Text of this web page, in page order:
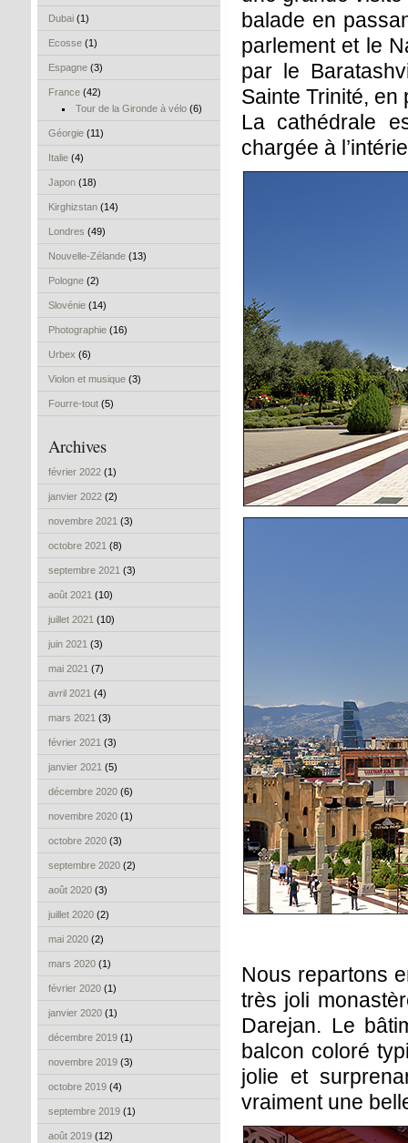
Dubai (1)
Ecosse (1)
Espagne (3)
France (42)
Tour de la Gironde à vélo(6)
Géorgie (11)
Italie (4)
Japon (18)
Kirghizstan (14)
Londres (49)
Nouvelle-Zélande (13)
Pologne (2)
Slovénie (14)
Photographie (16)
Urbex (6)
Violon et musique (3)
Fourre-tout (5)
Archives
février 2022 (1)
janvier 2022 (2)
novembre 2021 (3)
octobre 2021 (8)
septembre 2021 (3)
août 2021 (10)
juillet 2021 (10)
juin 2021 (3)
mai 2021 (7)
avril 2021 (4)
mars 2021 (3)
février 2021 (3)
janvier 2021 (5)
décembre 2020 (6)
novembre 2020 (1)
octobre 2020 (3)
septembre 2020 (2)
août 2020 (3)
juillet 2020 (2)
mai 2020 (2)
mars 2020 (1)
février 2020 (1)
janvier 2020 (1)
décembre 2019 (1)
novembre 2019 (3)
octobre 2019 (4)
septembre 2019 (1)
août 2019 (12)
balade en
parlement et le
par le
Sainte Trinité, en
La cathédrale
chargée à
Nous repartons
très joli
Darejan. Le
balcon coloré
jolie et
vraiment une